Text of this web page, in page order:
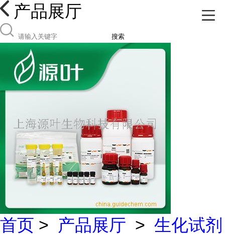
产品展厅
搜索
首页 > 产品展厅 > 生化试剂